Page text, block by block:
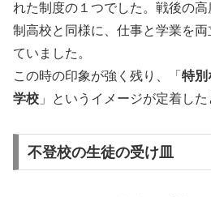
れた制度の１つでした。戦後の
制高校と同様に、仕事と学業を
ていました。
この時の印象が強く残り、「 特別
学校 」というイメージが定着した
不登校の生徒の受け皿